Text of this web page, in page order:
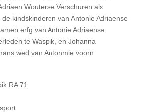
Wouterse Verschuren als
kindskinderen van Antonie Adriaense
erfg van Antonie Adriaense
te Waspik, en Johanna
wed van Antonmie voorn
RA 71